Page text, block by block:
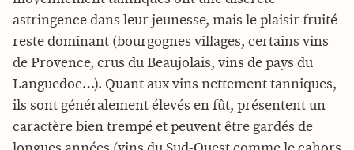
astringence dans leur jeunesse, mais le plaisir fruité
reste dominant (bourgognes villages, certains vins
de Provence, crus du Beaujolais, vins de pays du
Languedoc…). Quant aux vins nettement tanniques,
ils sont généralement élevés en fût, présentent un
caractère bien trempé et peuvent être gardés de